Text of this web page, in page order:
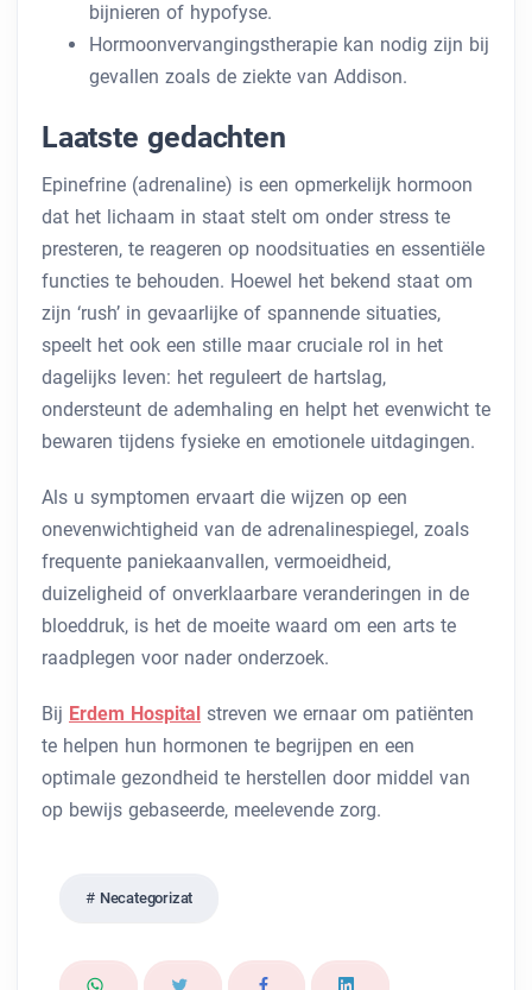
bijnieren of hypofyse.
Hormoonvervangingstherapie kan nodig zijn bij
gevallen zoals de ziekte van Addison.
Laatste gedachten
Epinefrine (adrenaline) is een opmerkelijk hormoon
dat het lichaam in staat stelt om onder stress te
presteren, te reageren op noodsituaties en essentiële
functies te behouden. Hoewel het bekend staat om
zijn ‘rush’ in gevaarlijke of spannende situaties,
speelt het ook een stille maar cruciale rol in het
dagelijks leven: het reguleert de hartslag,
ondersteunt de ademhaling en helpt het evenwicht te
bewaren tijdens fysieke en emotionele uitdagingen.
Als u symptomen ervaart die wijzen op een
onevenwichtigheid van de adrenalinespiegel, zoals
frequente paniekaanvallen, vermoeidheid,
duizeligheid of onverklaarbare veranderingen in de
bloeddruk, is het de moeite waard om een ​​arts te
raadplegen voor nader onderzoek.
Bij Erdem Hospital streven we ernaar om patiënten
te helpen hun hormonen te begrijpen en een
optimale gezondheid te herstellen door middel van
op bewijs gebaseerde, meelevende zorg.
Necategorizat